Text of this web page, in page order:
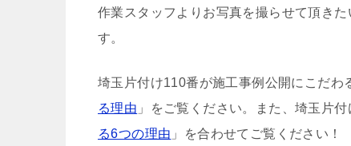
作業スタッフよりお写真を撮らせて頂き
す。
埼玉片付け110番が施工事例公開にこだわ
る理由 」をご覧ください。また、埼玉片
る6つの理由 」を合わせてご覧ください！